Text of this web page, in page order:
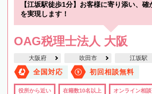
【江坂駅徒歩1分】お客様に寄り添い、
を実現します！
OAG税理士法人 大阪
大阪府 吹田市 江坂駅
全国対応 初回相談無料
役所から近い 在籍数10名以上 オンライン相